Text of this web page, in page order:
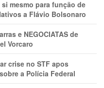
mesmo para função de
a Flávio Bolsonaro
e NEGOCIATAS de
Vorcaro
crise no STF apos
a Polícia Federal